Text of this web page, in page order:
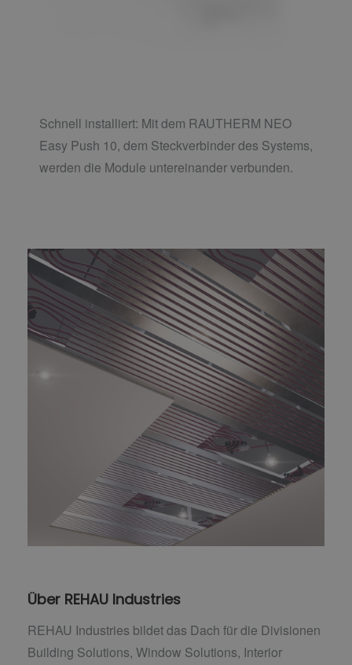
Schnell installiert: Mit dem RAUTHERM NEO
Easy Push 10, dem Steckverbinder des Systems,
werden die Module untereinander verbunden.
Über REHAU Industries
REHAU Industries bildet das Dach für die Divisionen
Building Solutions, Window Solutions, Interior